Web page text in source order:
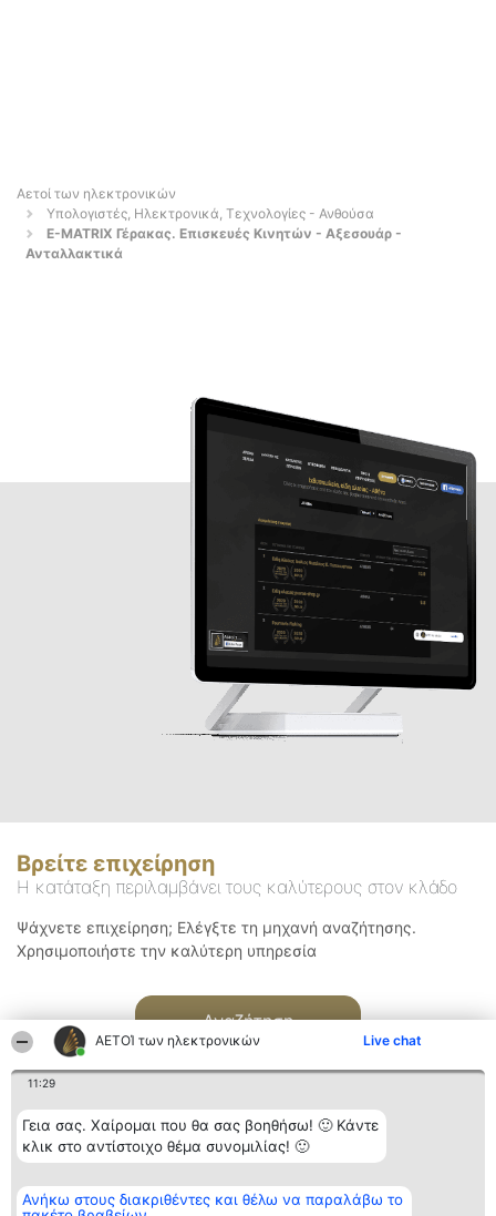
ΑΕΤΟΊ των ηλεκτρονικών Live chat
11:29
Γεια σας. Χαίρομαι που θα σας βοηθήσω! 🙂 Κάντε
κλικ στο αντίστοιχο θέμα συνομιλίας! 🙂
Ανήκω στους διακριθέντες και θέλω να παραλάβω το
Αετοί των ηλεκτρονικών
Υπολογιστές, Ηλεκτρονικά, Τεχνολογίες - Ανθούσα
E-MATRIX Γέρακας. Επισκευές Κινητών - Αξεσουάρ -
Ανταλλακτικά
Βρείτε επιχείρηση
Η κατάταξη περιλαμβάνει τους καλύτερους στον κλάδο
Ψάχνετε επιχείρηση; Ελέγξτε τη μηχανή αναζήτησης.
Χρησιμοποιήστε την καλύτερη υπηρεσία
Αναζήτηση
Διοργανωτής της
κατάταξης
Κατάταξη
Διακριθέντες
Επικοινωνία
Επικοινωνία